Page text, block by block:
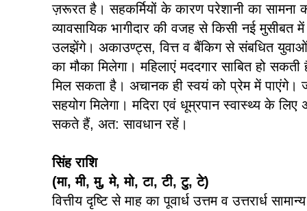
ज़रूरत है। सहकर्मियों के कारण परेशानी का
व्यावसायिक भागीदार की वजह से किसी नई मुसीबत
उलझेंगे। अकाउण्ट्स, वित्त व बैंकिग से संबधित युवाओं
का मौका मिलेगा। महिलाएं मददगार साबित हो
मिल सकता है। अचानक ही स्वयं को प्रेम में पाएंगे।
सहयोग मिलेगा। मदिरा एवं धूम्रपान स्वास्थ्य के लिए
सकते हैं, अत: सावधान रहें।
सिंह राशि
(मा, मी, मु, मे, मो, टा, टी, टु, टे)
वित्तीय दृष्टि से माह का पूवार्ध उत्तम व उत्तरार्ध